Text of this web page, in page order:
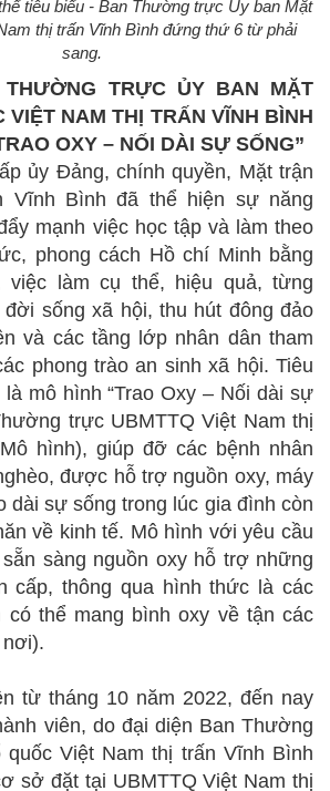
tiêu biểu - Ban Thường trực Ủy ban Mặt
thị trấn Vĩnh Bình đứng thứ 6 từ phải
sang.
TRỰC ỦY BAN MẶT
VIỆT NAM THỊ TRẤN VĨNH BÌNH
OXY – NỐI DÀI SỰ SỐNG”
ủy Đảng, chính quyền, Mặt trận
Vĩnh Bình đã thể hiện sự năng
mạnh việc học tập và làm theo
phong cách Hồ chí Minh bằng
việc làm cụ thể, hiệu quả, từng
sống xã hội, thu hút đông đảo
và các tầng lớp nhân dân tham
phong trào an sinh xã hội. Tiêu
mô hình “Trao Oxy – Nối dài sự
trực UBMTTQ Việt Nam thị
hình), giúp đỡ các bệnh nhân
được hỗ trợ nguồn oxy, máy
dài sự sống trong lúc gia đình còn
về kinh tế. Mô hình với yêu cầu
sàng nguồn oxy hỗ trợ những
cấp, thông qua hình thức là các
có thể mang bình oxy về tận các
từ tháng 10 năm 2022, đến nay
viên, do đại diện Ban Thường
Việt Nam thị trấn Vĩnh Bình
sở đặt tại UBMTTQ Việt Nam thị